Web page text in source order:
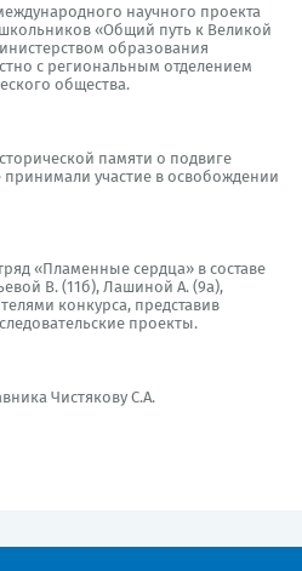
научного проекта
«Общий путь к Великой
образования
с региональным отделением
общества.
памяти о подвиге
участие в освобождении
«Пламенные сердца» в составе
В. (11б), Лашиной А. (9а),
конкурса, представив
проекты.
Чистякову С.А.